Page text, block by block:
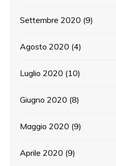
Settembre 2020 (9)
Agosto 2020 (4)
Luglio 2020 (10)
Giugno 2020 (8)
Maggio 2020 (9)
Aprile 2020 (9)